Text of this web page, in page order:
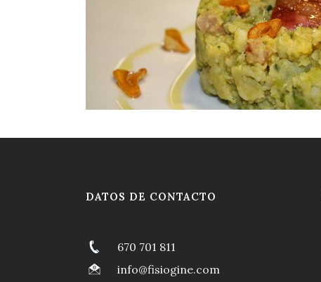
DATOS DE CONTACTO
670 701 811
info@fisiogine.com